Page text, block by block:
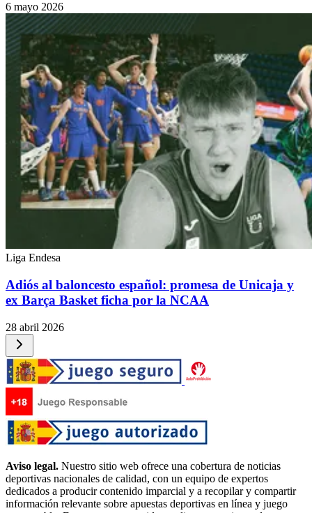
6 mayo 2026
Liga Endesa
Adiós al baloncesto español: promesa de Unicaja y
ex Barça Basket ficha por la NCAA
28 abril 2026
Aviso legal. Nuestro sitio web ofrece una cobertura de noticias
deportivas nacionales de calidad, con un equipo de expertos
dedicados a producir contenido imparcial y a recopilar y compartir
información relevante sobre apuestas deportivas en línea y juego